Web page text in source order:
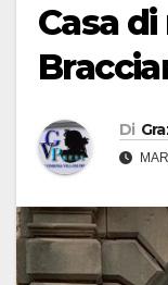
Casa
Di